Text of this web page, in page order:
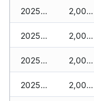
2025-12-07 2,000 zł
2025-12-06 2,000 zł
2025-12-05 2,000 zł
2025-12-04 2,000 zł